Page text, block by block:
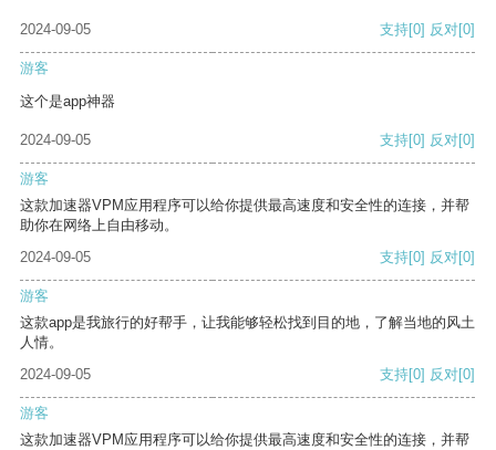
2024-09-05 支持[0] 反对[0]
游客
这个是app神器
2024-09-05 支持[0] 反对[0]
游客
这款加速器VPM应用程序可以给你提供最高速度和安全性的连接，并帮
助你在网络上自由移动。
2024-09-05
支持[0] 反对[0]
游客
这款app是我旅行的好帮手，让我能够轻松找到目的地，了解当地的风土
人情。
2024-09-05
支持[0] 反对[0]
游客
这款加速器VPM应用程序可以给你提供最高速度和安全性的连接，并帮